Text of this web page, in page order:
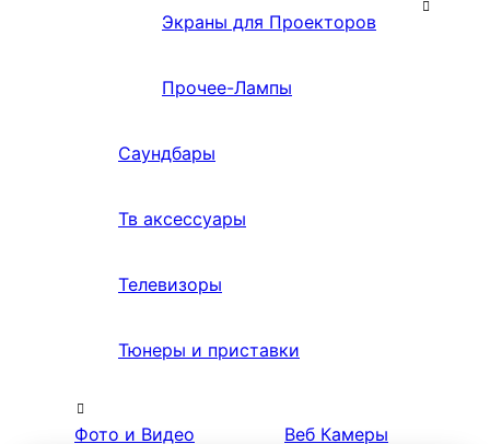
Экраны для Проекторов
Прочее-Лампы
Саундбары
Тв аксессуары
Телевизоры
Тюнеры и приставки
Фото и Видео Веб Камеры